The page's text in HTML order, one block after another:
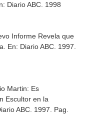
Diario ABC. 1998
Informe Revela que
En: Diario ABC. 1997.
Martin: Es
Escultor en la
ABC. 1997. Pag.